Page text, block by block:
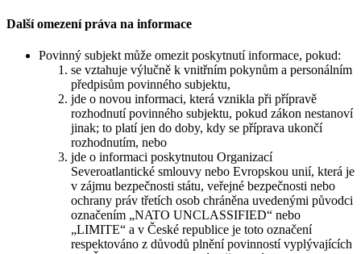
Další omezení práva na informace
Povinný subjekt může omezit poskytnutí informace, pokud:
se vztahuje výlučně k vnitřním pokynům a personálním
předpisům povinného subjektu,
jde o novou informaci, která vznikla při přípravě
rozhodnutí povinného subjektu, pokud zákon nestanoví
jinak; to platí jen do doby, kdy se příprava ukončí
rozhodnutím, nebo
jde o informaci poskytnutou Organizací
Severoatlantické smlouvy nebo Evropskou unií, která je
v zájmu bezpečnosti státu, veřejné bezpečnosti nebo
ochrany práv třetích osob chráněna uvedenými původci
označením „NATO UNCLASSIFIED“ nebo
„LIMITE“ a v České republice je toto označení
respektováno z důvodů plnění povinností vyplývajících